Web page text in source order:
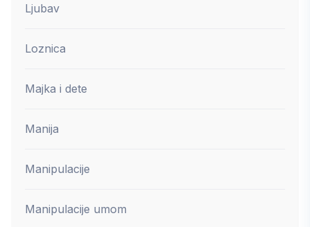
Ljubav
Loznica
Majka i dete
Manija
Manipulacije
Manipulacije umom